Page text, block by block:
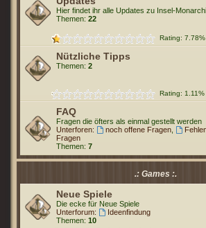
Hier findet ihr alle Updates zu Insel-
Themen: 22
Rating: 7.78%
Nützliche Tipps
Themen: 2
Rating: 1.11%
FAQ
Fragen die öfters als einmal gestellt werden
Unterforen:
noch offene Fragen,
Fragen
Themen: 7
.: Games :.
Neue Spiele
Die ecke für Neue Spiele
Unterforum:
Ideenfindung
Themen: 10